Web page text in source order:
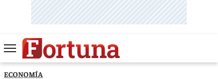
ECONOMÍA